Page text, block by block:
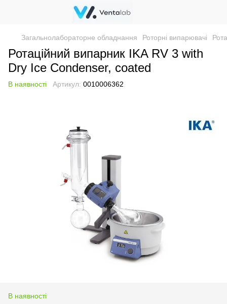
Загальнолабораторне обладнання Роторні випарювачі
Ротаційний випарник IKA RV 3 with
Dry Ice Condenser, coated
В наявності Артикул: 0010006362
В наявності